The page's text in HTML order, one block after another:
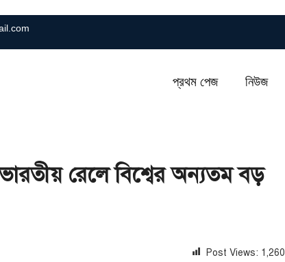
প্রথম পেজ নিউজ
রেলে বিশ্বের অন্যতম বড়
Post Views: 1,260